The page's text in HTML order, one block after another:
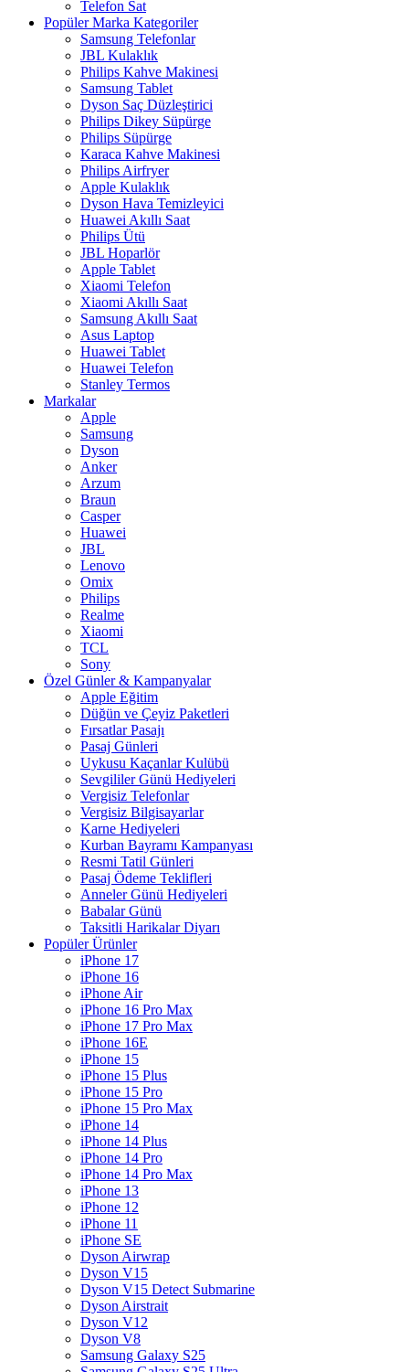
Telefon Sat
Popüler Marka Kategoriler
Samsung Telefonlar
JBL Kulaklık
Philips Kahve Makinesi
Samsung Tablet
Dyson Saç Düzleştirici
Philips Dikey Süpürge
Philips Süpürge
Karaca Kahve Makinesi
Philips Airfryer
Apple Kulaklık
Dyson Hava Temizleyici
Huawei Akıllı Saat
Philips Ütü
JBL Hoparlör
Apple Tablet
Xiaomi Telefon
Xiaomi Akıllı Saat
Samsung Akıllı Saat
Asus Laptop
Huawei Tablet
Huawei Telefon
Stanley Termos
Markalar
Apple
Samsung
Dyson
Anker
Arzum
Braun
Casper
Huawei
JBL
Lenovo
Omix
Philips
Realme
Xiaomi
TCL
Sony
Özel Günler & Kampanyalar
Apple Eğitim
Düğün ve Çeyiz Paketleri
Fırsatlar Pasajı
Pasaj Günleri
Uykusu Kaçanlar Kulübü
Sevgililer Günü Hediyeleri
Vergisiz Telefonlar
Vergisiz Bilgisayarlar
Karne Hediyeleri
Kurban Bayramı Kampanyası
Resmi Tatil Günleri
Pasaj Ödeme Teklifleri
Anneler Günü Hediyeleri
Babalar Günü
Taksitli Harikalar Diyarı
Popüler Ürünler
iPhone 17
iPhone 16
iPhone Air
iPhone 16 Pro Max
iPhone 17 Pro Max
iPhone 16E
iPhone 15
iPhone 15 Plus
iPhone 15 Pro
iPhone 15 Pro Max
iPhone 14
iPhone 14 Plus
iPhone 14 Pro
iPhone 14 Pro Max
iPhone 13
iPhone 12
iPhone 11
iPhone SE
Dyson Airwrap
Dyson V15
Dyson V15 Detect Submarine
Dyson Airstrait
Dyson V12
Dyson V8
Samsung Galaxy S25